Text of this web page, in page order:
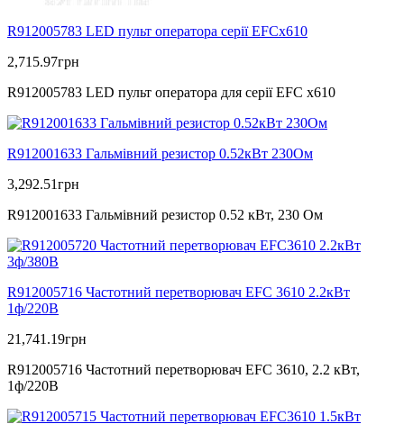
R912005783 LED пульт оператора серії EFCx610
2,715.97грн
R912005783 LED пульт оператора для серії EFC x610
R912001633 Гальмівний резистор 0.52кВт 230Ом
3,292.51грн
R912001633 Гальмівний резистор 0.52 кВт, 230 Ом
R912005716 Частотний перетворювач EFC 3610 2.2кВт
1ф/220В
21,741.19грн
R912005716 Частотний перетворювач EFC 3610, 2.2 кВт,
1ф/220В